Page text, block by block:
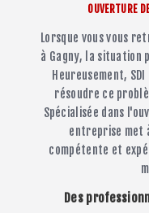
OUVERTURE
Lorsque vous vous
à Gagny, la
Heureusement, SDI
résoudre ce
Spécialisée dans
entreprise met
compétente et
Des